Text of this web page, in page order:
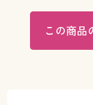
この商品